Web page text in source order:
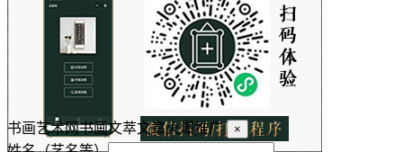
书画艺术网书画文萃文章火爆推广 ×